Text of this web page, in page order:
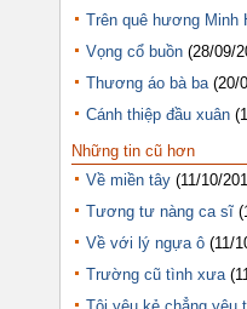
Trên quê hương Minh
Vọng cổ buồn (28/09/
Thương áo bà ba (20/
Cánh thiệp đầu xuân
Những tin cũ hơn
Về miền tây (11/10/
Tương tư nàng ca sĩ
Về với lý ngựa ô (11/
Trường cũ tình xưa